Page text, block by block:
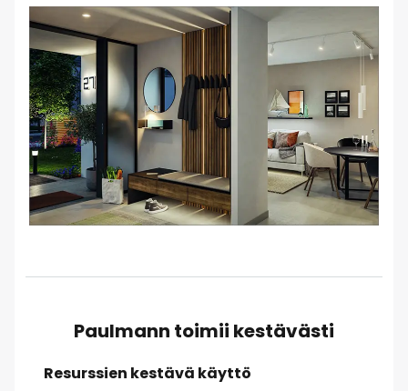
Paulmann toimii kestävästi
Resurssien kestävä käyttö